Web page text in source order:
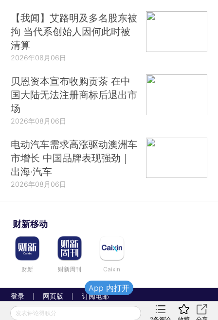
【我闻】艾路明及多名股东被
拘 当代系创始人因何此时被
清算
2026年08月06日
贝恩资本宣布收购贡茶 在中
国大陆无法注册商标后退出市
场
2026年08月06日
电动汽车需求高涨驱动澳洲车
市增长 中国品牌表现强劲｜
出海·汽车
2026年08月06日
财新移动
财新 财新周刊 Caixin
登录 网页版 订阅电邮
Copyright 财新网 All Rights Reserved
发表评论得积分
App 内打开